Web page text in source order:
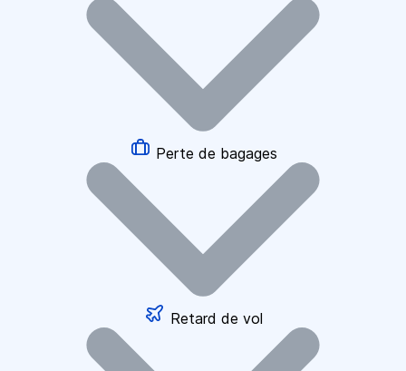
Perte de bagages
Retard de vol